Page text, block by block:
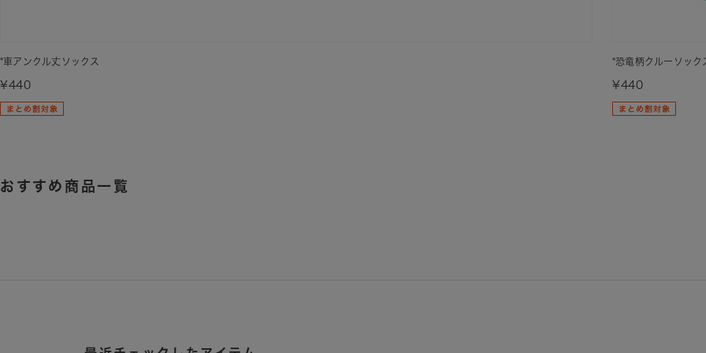
*車アンクル丈ソックス
¥440
*恐竜柄クルーソック
¥440
おすすめ商品一覧